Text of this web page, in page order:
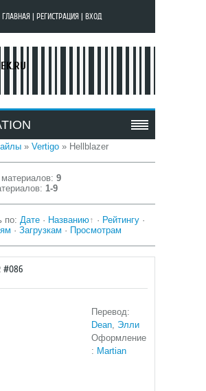
ГЛАВНАЯ РЕГИСТРАЦИЯ ВХОД
» Vertigo » Hellblazer
материалов: 9
: 1-9
по: Дате · Названию · Рейтингу ·
· Загрузкам · Просмотрам
#086
Перевод:
Dean, Элли
Оформление
: Martian